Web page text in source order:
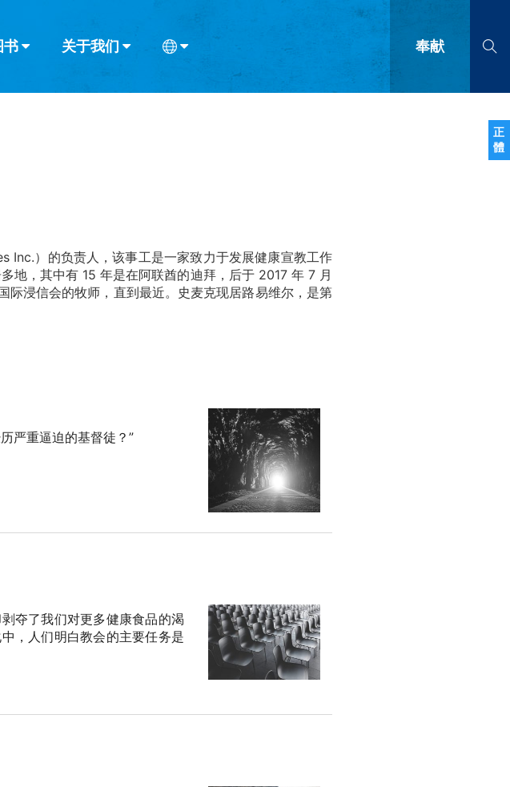
正
體
书 关于我们 奉献
Inc.）的负责人，该事工是一家致力于发展健康宣教工作
地，其中有 15 年是在阿联酋的迪拜，后于 2017 年 7 月
际浸信会的牧师，直到最近。史麦克现居路易维尔，是第
严重逼迫的基督徒？”
夺了我们对更多健康食品的渴
，人们明白教会的主要任务是